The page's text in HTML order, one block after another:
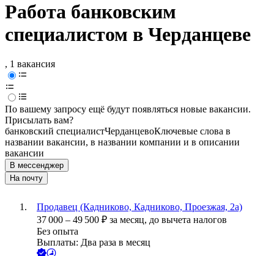
Работа банковским
специалистом в Черданцеве
, 1 вакансия
По вашему запросу ещё будут появляться новые вакансии.
Присылать вам?
банковский специалистЧерданцевоКлючевые слова в
названии вакансии, в названии компании и в описании
вакансии
В мессенджер
На почту
Продавец (Кадниково, Кадниково, Проезжая, 2а)
37 000 – 49 500 ₽ за месяц, до вычета налогов
Без опыта
Выплаты: Два раза в месяц